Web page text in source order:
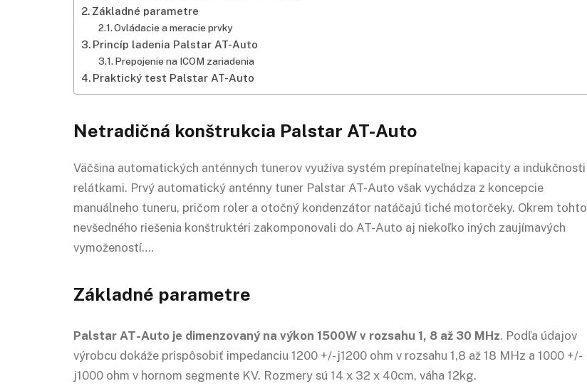
Základné parametre
Ovládacie a meracie prvky
Princíp ladenia Palstar AT-Auto
Prepojenie na ICOM zariadenia
Praktický test Palstar AT-Auto
Netradičná konštrukcia Palstar AT-Auto
Väčšina automatických anténnych tunerov využíva systém prepínateľnej kapacity a indukčnosti
relátkami. Prvý automatický anténny tuner Palstar AT-Auto však vychádza z koncepcie
manuálneho tuneru, pričom roler a otočný kondenzátor natáčajú tiché motorčeky. Okrem tohto
nevšedného riešenia konštruktéri zakomponovali do AT-Auto aj niekoľko iných zaujímavých
vymožeností….
Základné parametre
Palstar AT-Auto je dimenzovaný na výkon 1500W v rozsahu 1, 8 až 30 MHz. Podľa údajov
výrobcu dokáže prispôsobiť impedanciu 1200 +/- j1200 ohm v rozsahu 1,8 až 18 MHz a 1000 +/-
j1000 ohm v hornom segmente KV. Rozmery sú 14 x 32 x 40cm, váha 12kg.